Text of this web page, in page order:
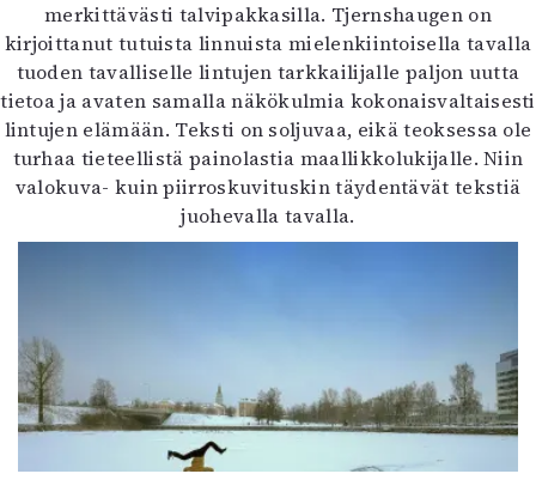
merkittävästi talvipakkasilla. Tjernshaugen on
kirjoittanut tutuista linnuista mielenkiintoisella tavalla
tuoden tavalliselle lintujen tarkkailijalle paljon uutta
tietoa ja avaten samalla näkökulmia kokonaisvaltaisesti
lintujen elämään. Teksti on soljuvaa, eikä teoksessa ole
turhaa tieteellistä painolastia maallikkolukijalle. Niin
valokuva- kuin piirroskuvituskin täydentävät tekstiä
juohevalla tavalla.